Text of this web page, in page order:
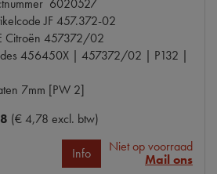
JF457.372-02
Citroën 457372/02
456450X | 457372/02 | P132 |
7mm [PW 2]
(€ 4,78 excl. btw)
Info
Niet op voorraad
Mail ons